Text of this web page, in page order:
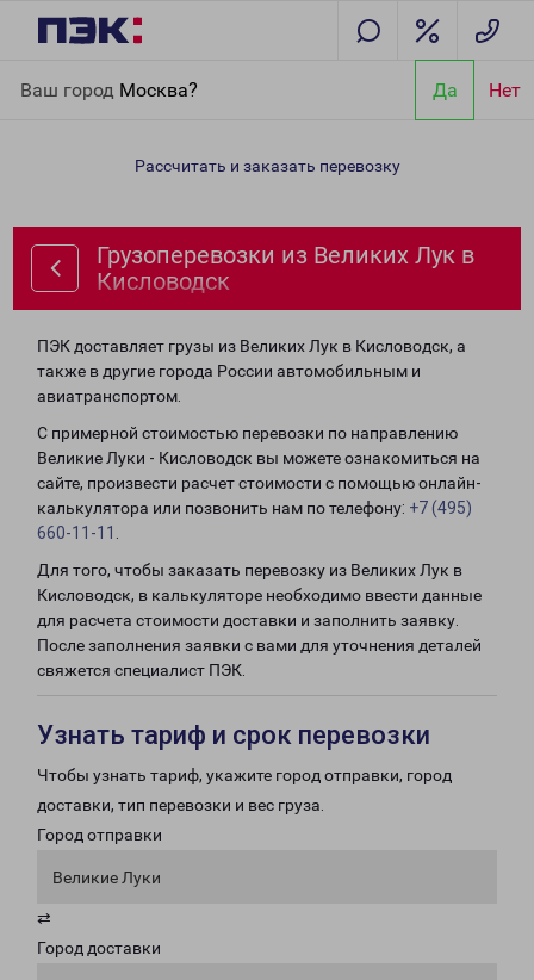
Ваш город Москва? Да Нет
Кисловодск
Рассчитать и заказать перевозку
Грузоперевозки из Великих Лук в
Кисловодск
ПЭК доставляет грузы из Великих Лук в Кисловодск, а
также в другие города России автомобильным и
авиатранспортом.
С примерной стоимостью перевозки по направлению
Великие Луки - Кисловодск вы можете ознакомиться на
сайте, произвести расчет стоимости с помощью онлайн-
калькулятора или позвонить нам по телефону: +7 (495)
660-11-11
Для того, чтобы заказать перевозку из Великих Лук в
Кисловодск, в калькуляторе необходимо ввести данные
для расчета стоимости доставки и заполнить заявку.
После заполнения заявки с вами для уточнения деталей
свяжется специалист ПЭК.
Узнать тариф и срок перевозки
Чтобы узнать тариф, укажите город отправки, город
доставки, тип перевозки и вес груза.
Город отправки
Великие Луки
⇄
Город доставки